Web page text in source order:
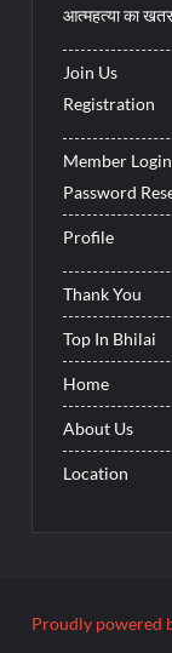
आत्महत्या का
Join Us
Registration
Member Login
Password
Profile
Thank You
Top In Bhilai
Home
About Us
Location
Proudly powered